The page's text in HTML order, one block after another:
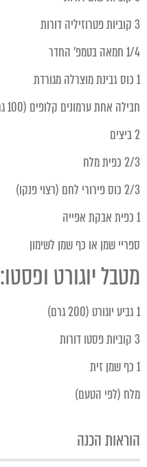
3 קוביות פטרוזיליה דורות
1/4 חמאה בטמפ' החדר
1 כוס גבינת מוצרלה מגורדת
חבילה אחת ערמונים קלופים (100 גרם)
2 ביצים
2/3 כפית מלח
2/3 כוס פירורי לחם (רצוי פנקו)
1 כפית אבקת אפייה
ספריי שמן או כף שמן לשימון
מטבל יוגורט ופסטו:
1 גביע יוגורט (200 גרם)
3 קוביות פסטו דורות
1 כף שמן זית
מלח (לפי הטעם)
הוראות הכנה